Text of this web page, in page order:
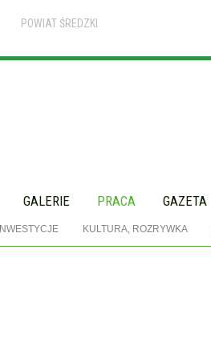
POWIAT ŚREDZKI
GALERIE PRACA GAZETA
INWESTYCJE KULTURA, ROZRYWKA